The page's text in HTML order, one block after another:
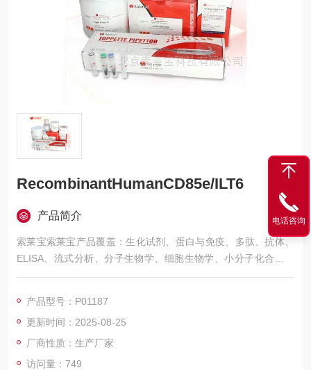
RecombinantHumanCD85e/ILT6
产品简介
索莱宝索莱宝产品覆盖：生化试剂、蛋白与免疫、多肽、抗体、
ELISA、流式分析、分子生物学、细胞生物学、小分子化合物、
生化试剂盒、染色试剂、分析标准品、微生物培养、层析介质、
CD85e/ILT6
产品型号：P01187
更新时间：2025-08-25
厂商性质：生产厂家
访问量：749
电话咨询